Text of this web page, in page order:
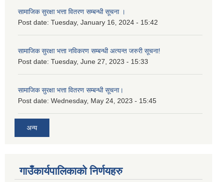
सामाजिक सुरक्षा भत्ता वितरण सम्बन्धी सूचना ।
Post date: Tuesday, January 16, 2024 - 15:42
सामाजिक सुरक्षा भत्ता नविकरण सम्बन्धी अत्यन्त जरुरी सूचना!
Post date: Tuesday, June 27, 2023 - 15:33
सामाजिक सुरक्षा भत्ता वितरण सम्बन्धी सूचना।
Post date: Wednesday, May 24, 2023 - 15:45
अन्य
गाउँकार्यपालिकाको निर्णयहरु